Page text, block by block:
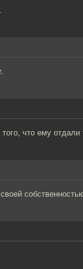
что ему отдали